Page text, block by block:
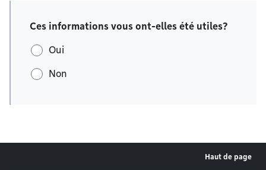
Ces informations vous ont-elles été utiles?
Oui
Non
Haut de page